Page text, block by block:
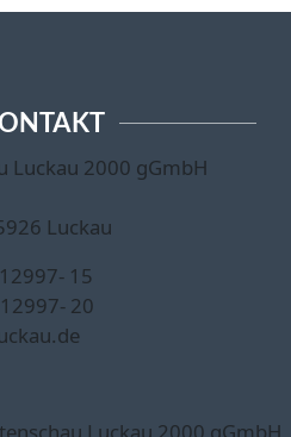
Luckau 2000 gGmbH
Luckau
15
20